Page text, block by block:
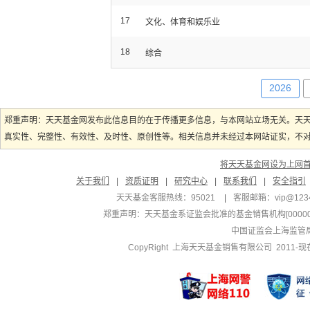
17 文化、体育和娱乐业
18 综合
2026
郑重声明：天天基金网发布此信息目的在于传播更多信息，与本网站立场无关。
真实性、完整性、有效性、及时性、原创性等。相关信息并未经过本网站证实，
将天天基金网设为上网
关于我们
资质证明 研究中心 联系我们
安全指引
天天基金客服热线：95021
客服邮箱：
郑重声明： 天天基金系证监会批准的基金销售机构
中国证监会上海监管
CopyRight 上海天天基金销售有限公司 2011-